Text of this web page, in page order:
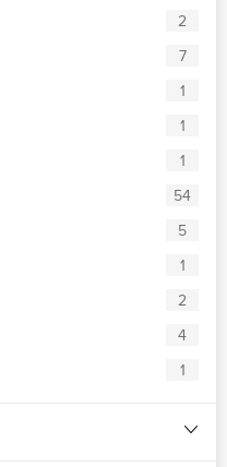
2
7
1
1
1
54
5
1
2
4
1